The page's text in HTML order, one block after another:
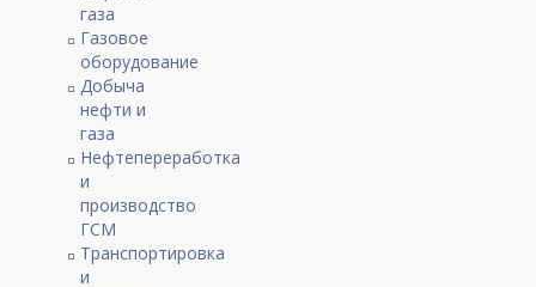
газа
Газовое
оборудование
Добыча
нефти и
газа
Нефтепереработка
и
производство
ГСМ
Транспортировка
и